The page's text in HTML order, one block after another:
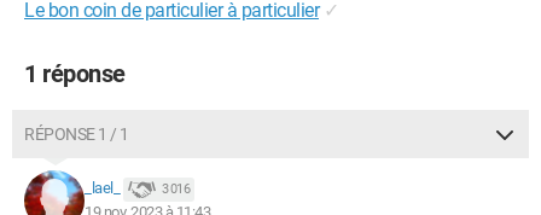
Le bon coin de particulier à particulier ✓
1 réponse
RÉPONSE 1 / 1
_lael_ 3 016